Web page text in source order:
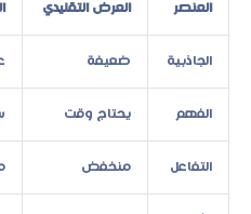
العنصر العرض التقليدي
الجاذبية ضعيفة
الفهم يحتاج وقت
التفاعل منخفض